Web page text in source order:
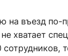
на въезд по-
хватает